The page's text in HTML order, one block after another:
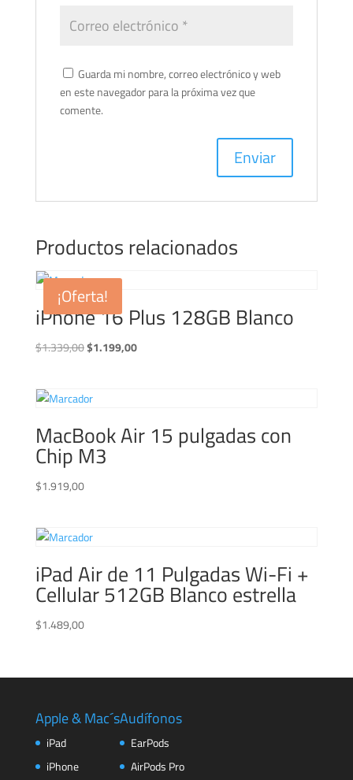
Guarda mi nombre, correo electrónico y web
en este navegador para la próxima vez que
comente.
Productos relacionados
¡Oferta!
iPhone 16 Plus 128GB Blanco
$1.339,00El
era:
$1.199,00El
MacBook Air 15 pulgadas con
Chip M3
$1.919,00
iPad Air de 11 Pulgadas Wi-Fi +
Cellular 512GB Blanco estrella
$1.489,00
Apple & Mac´s
iPad
iPhone
Audífonos
EarPods
AirPods Pro